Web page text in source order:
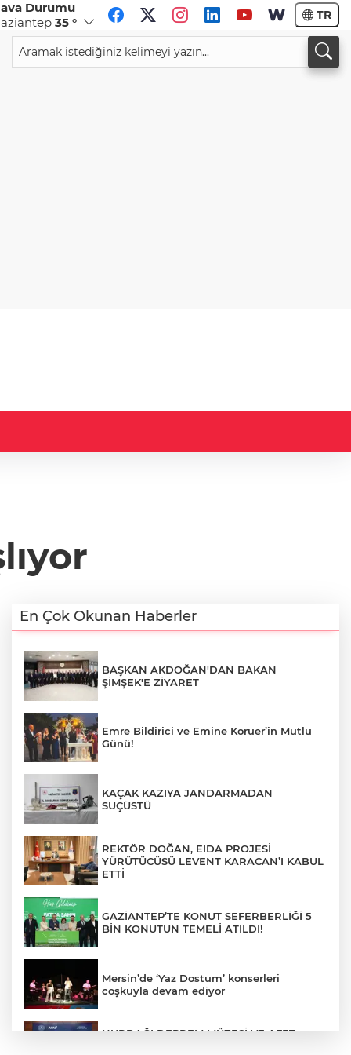
Durumu
35 ° TR
CHF
59,0083%0,82
34,1883
En Çok Okunan Haberler
BAŞKAN AKDOĞAN'DAN BAKAN
ŞİMŞEK'E ZİYARET
Emre Bildirici ve Emine Koruer’in Mutlu
Günü!
KAÇAK KAZIYA JANDARMADAN
SUÇÜSTÜ
REKTÖR DOĞAN, EIDA PROJESİ
YÜRÜTÜCÜSÜ LEVENT KARACAN’I KABUL
ETTİ
GAZİANTEP’TE KONUT SEFERBERLİĞİ 5
BİN KONUTUN TEMELİ ATILDI!
Mersin’de ‘Yaz Dostum’ konserleri
coşkuyla devam ediyor
NURDAĞI DEPREM MÜZESİ VE AFET